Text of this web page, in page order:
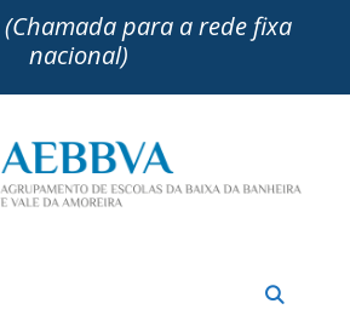
(Chamada para a rede fixa
nacional)